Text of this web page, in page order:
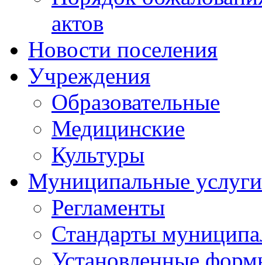
актов
Новости поселения
Учреждения
Образовательные
Медицинские
Культуры
Муниципальные услуги
Регламенты
Стандарты